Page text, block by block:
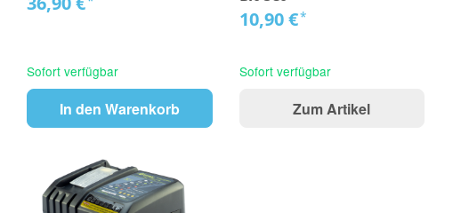
Sofort verfügbar
In den Warenkorb
10,90 €*
Sofort verfügbar
Zum Artikel